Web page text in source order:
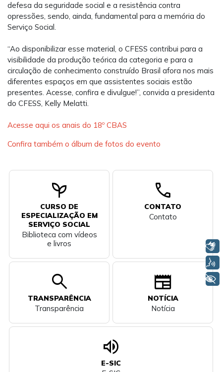
defesa da seguridade social e a resistência contra
opressões, sendo, ainda, fundamental para a memória do
Serviço Social.
“Ao disponibilizar esse material, o CFESS contribui para a
visibilidade da produção teórica da categoria e para a
circulação de conhecimento construído Brasil afora nos mais
diferentes espaços em que assistentes sociais estão
presentes. Acesse, confira e divulgue!”, convida a presidenta
do CFESS, Kelly Melatti.
Acesse aqui os anais do 18º CBAS
Confira também o álbum de fotos do evento
psychiatry
CURSO DE
ESPECIALIZAÇÃO EM
SERVIÇO SOCIAL
Biblioteca com vídeos
e livros
call
CONTATO
Contato
search
TRANSPARÊNCIA
Transparência
newspaper
NOTÍCIA
Notícia
volume_up
E-SIC
Voz
+ Acessibilidade